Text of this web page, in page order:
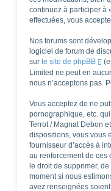
continuez à participer à
effectuées, vous
Nos forums sont
logiciel de forum de
sur le site de phpBB
Limited ne peut en
nous n’acceptons pas.
Vous acceptez de ne
pornographique, etc.
Terrot / Magnat Debon
dispositions, vous vous
fournisseur d’accès à
au renforcement de ces
le droit de supprimer,
moment si nous
avez renseignées